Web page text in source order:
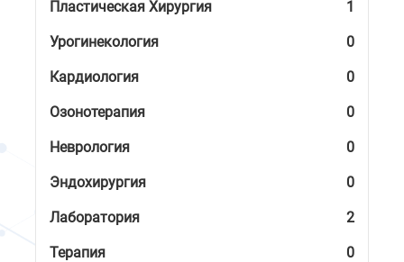
Пластическая Хирургия 1
Урогинекология 0
Кардиология 0
Озонотерапия 0
Неврология 0
Эндохирургия 0
Лаборатория 2
Терапия 0